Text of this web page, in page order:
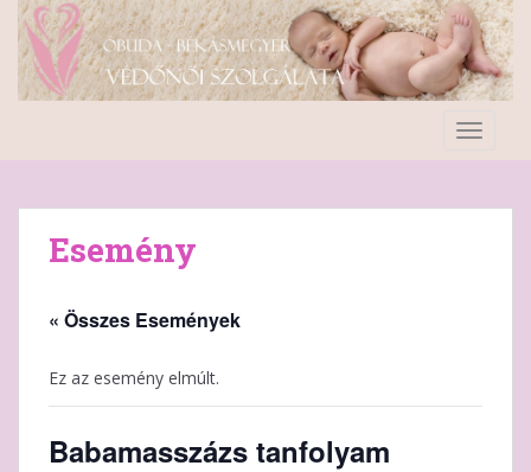
Esemény
« Összes Események
Ez az esemény elmúlt.
Babamasszázs tanfolyam